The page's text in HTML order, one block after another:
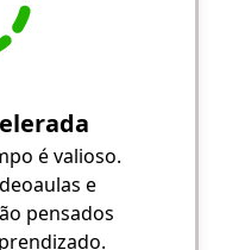
é valioso.
e
pensados